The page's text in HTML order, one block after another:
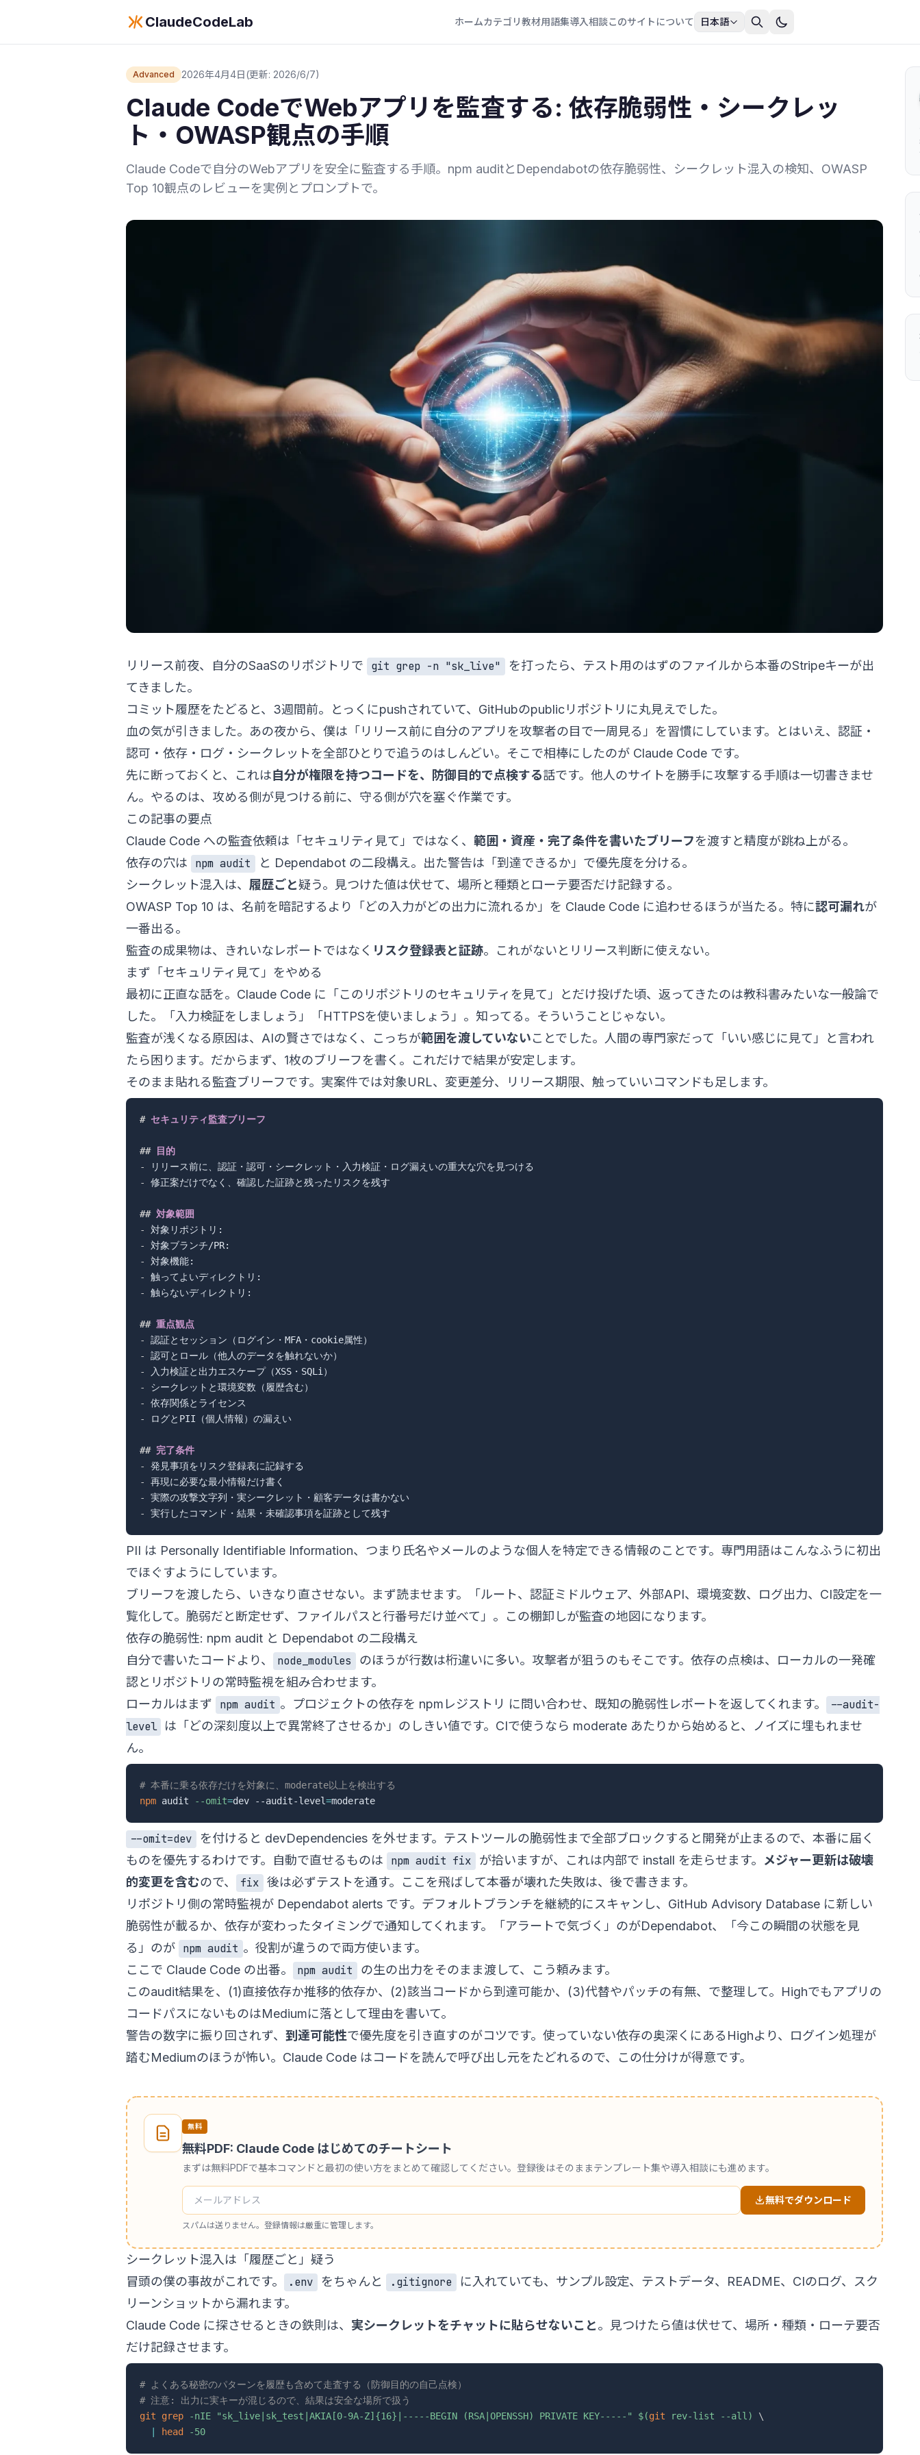
ClaudeCodeLab ホームカテゴリ教材用語集導入相談このサイトについて 日本語
Advanced 2026年4月4日(更新: 2026/6/7)
Claude CodeでWebアプリを監査する: 依存脆弱性・シークレッ
ト・OWASP観点の手順
Claude Codeで自分のWebアプリを安全に監査する手順。npm auditとDependabotの依存脆弱性、シークレット混入の検知、OWASP
Top 10観点のレビューを実例とプロンプトで。
リリース前夜、自分のSaaSのリポジトリで git grep -n "sk_live"
を打ったら、テスト用のはずのファイルから本番のStripeキーが出
てきました。
コミット履歴をたどると、3週間前。とっくにpushされていて、GitHubのpublicリポジトリに丸見えでした。
血の気が引きました。あの夜から、僕は「リリース前に自分のアプリを攻撃者の目で一周見る」を習慣にしています。とはいえ、認証・
認可・依存・ログ・シークレットを全部ひとりで追うのはしんどい。そこで相棒にしたのが Claude Code です。
先に断っておくと、これは自分が権限を持つコードを、防御目的で点検する話です。他人のサイトを勝手に攻撃する手順は一切書きませ
ん。やるのは、攻める側が見つける前に、守る側が穴を塞ぐ作業です。
この記事の要点
Claude Code への監査依頼は「セキュリティ見て」ではなく、 範囲・資産・完了条件を書いたブリーフを渡すと精度が跳ね上がる。
依存の穴は
npm audit
と Dependabot の二段構え。出た警告は「到達できるか」で優先度を分ける。
シークレット混入は、 履歴ごと疑う。見つけた値は伏せて、場所と種類とローテ要否だけ記録する。
OWASP Top 10 は、名前を暗記するより「どの入力がどの出力に流れるか」を Claude Code に追わせるほうが当たる。特に認可漏れが
一番出る。
監査の成果物は、きれいなレポートではなく リスク登録表と証跡。これがないとリリース判断に使えない。
まず「セキュリティ見て」をやめる
最初に正直な話を。Claude Code に「このリポジトリのセキュリティを見て」とだけ投げた頃、返ってきたのは教科書みたいな一般論で
した。「入力検証をしましょう」「HTTPSを使いましょう」。知ってる。そういうことじゃない。
監査が浅くなる原因は、AIの賢さではなく、こっちが範囲を渡していないことでした。人間の専門家だって「いい感じに見て」と言われ
たら困ります。だからまず、1枚のブリーフを書く。これだけで結果が安定します。
そのまま貼れる監査ブリーフです。実案件では対象URL、変更差分、リリース期限、触っていいコマンドも足します。
# セキュリティ監査ブリーフ
## 目的
-
-
修正案だけでなく、確認した証跡と残ったリスクを残す
## 対象範囲
-
-
-
-
-
触らないディレクトリ:
## 重点観点
-
-
-
-
-
-
ログとPII（個人情報）の漏えい
## 完了条件
-
-
-
-
PII は Personally Identifiable Information、つまり氏名やメールのような個人を特定できる情報のことです。専門用語はこんなふうに初出
でほぐすようにしています。
ブリーフを渡したら、いきなり直させない。まず読ませます。「ルート、認証ミドルウェア、外部API、環境変数、ログ出力、CI設定を一
覧化して。脆弱だと断定せず、ファイルパスと行番号だけ並べて」。この棚卸しが監査の地図になります。
依存の脆弱性: npm audit と Dependabot の二段構え
自分で書いたコードより、
node_modules
のほうが行数は桁違いに多い。攻撃者が狙うのもそこです。依存の点検は、ローカルの一発確
認とリポジトリの常時監視を組み合わせます。
ローカルはまず
npm audit 。プロジェクトの依存を npmレジストリ に問い合わせ、既知の脆弱性レポートを返してくれます。
--audit-
level
は「どの深刻度以上で異常終了させるか」のしきい値です。CIで使うなら moderate あたりから始めると、ノイズに埋もれませ
ん。
# 本番に乗る依存だけを対象に、moderate以上を検出する
npm audit --omit=dev --audit-level=
--omit=dev
を付けると devDependencies を外せます。テストツールの脆弱性まで全部ブロックすると開発が止まるので、本番に届く
ものを優先するわけです。自動で直せるものは
npm audit fix が拾いますが、これは内部で install を走らせます。
メジャー更新は破壊
的変更を含むので、 fix 後は必ずテストを通す。ここを飛ばして本番が壊れた失敗は、後で書きます。
リポジトリ側の常時監視が Dependabot alerts です。デフォルトブランチを継続的にスキャンし、GitHub Advisory Database に新しい
脆弱性が載るか、依存が変わったタイミングで通知してくれます。「アラートで気づく」のがDependabot、「今この瞬間の状態を見
る」のが npm audit 。役割が違うので両方使います。
ここで Claude Code の出番。
npm audit
の生の出力をそのまま渡して、こう頼みます。
このaudit結果を、(1)直接依存か推移的依存か、(2)該当コードから到達可能か、(3)代替やパッチの有無、で整理して。Highでもアプリの
コードパスにないものはMediumに落として理由を書いて。
警告の数字に振り回されず、 到達可能性で優先度を引き直すのがコツです。使っていない依存の奥深くにあるHighより、ログイン処理が
踏むMediumのほうが怖い。Claude Code はコードを読んで呼び出し元をたどれるので、この仕分けが得意です。
無料
無料PDF: Claude Code はじめてのチートシート
まずは無料PDFで基本コマンドと最初の使い方をまとめて確認してください。登録後はそのままテンプレート集や導入相談にも進めます。
無料でダウンロード
スパムは送りません。登録情報は厳重に管理します。
シークレット混入は「履歴ごと」疑う
冒頭の僕の事故がこれです。
.env をちゃんと .gitignore
に入れていても、サンプル設定、テストデータ、README、CIのログ、スク
リーンショットから漏れます。
Claude Code に探させるときの鉄則は、 実シークレットをチャットに貼らせないこと。見つけたら値は伏せて、場所・種類・ローテ要否
だけ記録させます。
# よくある秘密のパターンを履歴も含めて走査する（防御目的の自己点検）
# 注意: 出力に実キーが混じるので、結果は安全な場所で扱う
git
grep -nIE "sk_live|sk_test|AKIA[0-9A-Z]{16}|-----BEGIN (RSA|OPENSSH) PRIVATE KEY-----" $(git rev-list --all)
\
head -50